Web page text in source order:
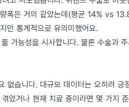
폭은 거의 같았는데(평균 14% vs
만 통계적으로 유의미했어요.
가능성을 시사합니다. 물론 수술과
없습니다. 대규모 데이터는 오히려 긍
었거나 현재 치료 중이라면 몇 가지